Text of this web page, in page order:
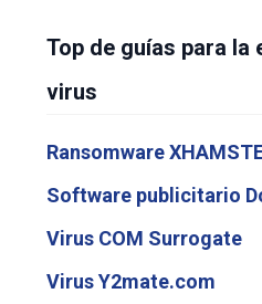
Top de guías para la
virus
Ransomware
Software publicitario
Virus COM Surrogate
Virus Y2mate.com